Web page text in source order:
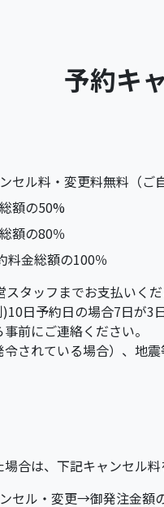
予約キ
ル料・変更料無料（ご
額の50%
額の80％
金総額の100％
タッフまでお支払いくだ
日予約日の場合7日が3日
前にご連絡ください。
されている場合）、地
合は、下記キャンセル
セル・変更→御発注金額